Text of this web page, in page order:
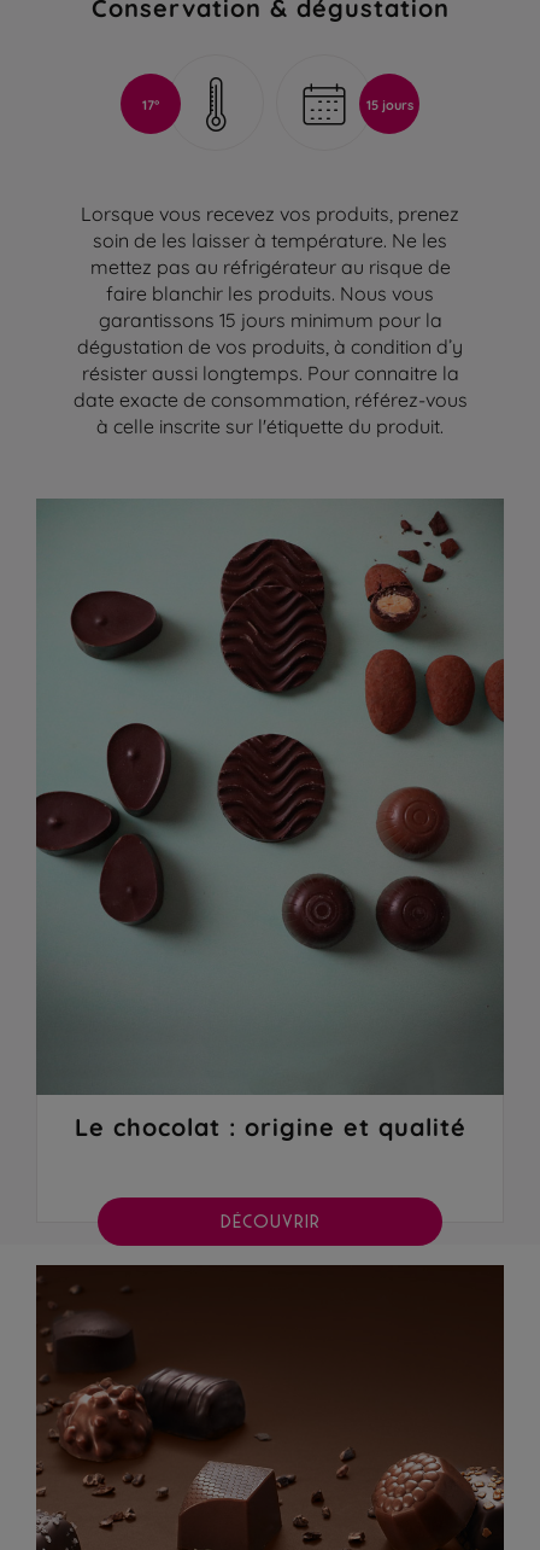
17° 15 jours
Lorsque vous recevez vos produits, prenez
soin de les laisser à température. Ne les
mettez pas au réfrigérateur au risque de
faire blanchir les produits. Nous vous
garantissons 15 jours minimum pour la
dégustation de vos produits, à condition d’y
résister aussi longtemps. Pour connaitre la
date exacte de consommation, référez-vous
à celle inscrite sur l'étiquette du produit.
Le chocolat : origine et qualité
DÉCOUVRIR